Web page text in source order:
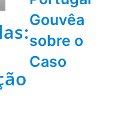
Gouvêa
sobre o
Caso